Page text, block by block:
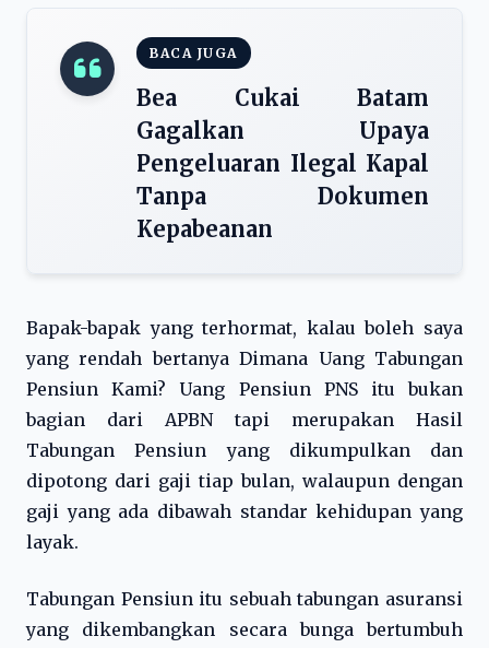
BACA JUGA
Bea Cukai Batam
Gagalkan Upaya
Pengeluaran Ilegal Kapal
Tanpa Dokumen
Kepabeanan
Bapak-bapak yang terhormat, kalau boleh saya
yang rendah bertanya Dimana Uang Tabungan
Pensiun Kami? Uang Pensiun PNS itu bukan
bagian dari APBN tapi merupakan Hasil
Tabungan Pensiun yang dikumpulkan dan
dipotong dari gaji tiap bulan, walaupun dengan
gaji yang ada dibawah standar kehidupan yang
layak.
Tabungan Pensiun itu sebuah tabungan asuransi
yang dikembangkan secara bunga bertumbuh